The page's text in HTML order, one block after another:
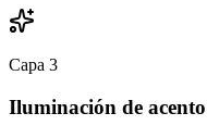
Capa 3
Iluminación de acento